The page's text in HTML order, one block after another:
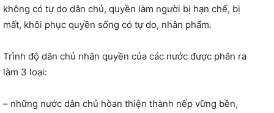
không có tự do dân chủ, quyền làm người bị hạn chế, bị
mất, khôi phục quyền sống có tự do, nhân phẩm.
Trình độ dân chủ nhân quyền của các nước được phân ra
làm 3 loại:
– những nước dân chủ hòan thiện thành nếp vững bền,